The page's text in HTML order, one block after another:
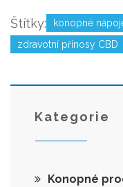
Štítky: konopné
zdravotní přínosy CBD
Kategorie
Konopné